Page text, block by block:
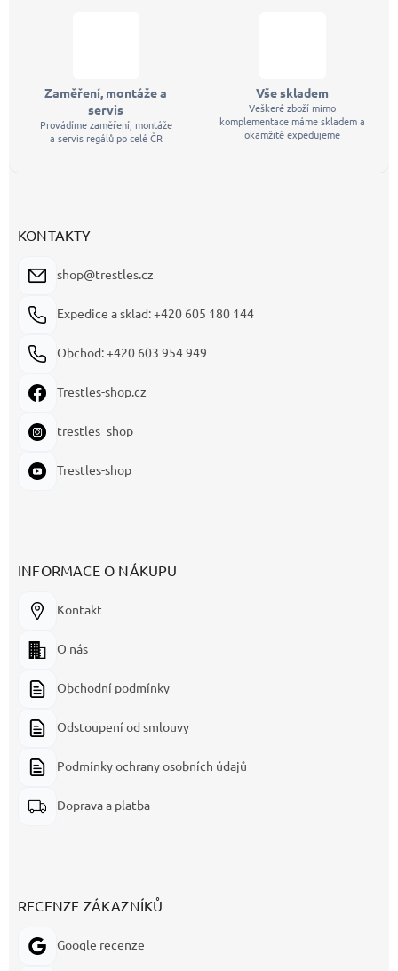
Zaměření, montáže a
servis
Provádíme zaměření, montáže
a servis regálů po celé ČR
Vše skladem
Veškeré zboží mimo
komplementace máme skladem a
okamžitě expedujeme
KONTAKTY
shop@trestles.cz
Expedice a sklad: +420 605 180 144
Obchod: +420 603 954 949
Trestles-shop.cz
trestles_shop
Trestles-shop
INFORMACE O NÁKUPU
Kontakt
O nás
Obchodní podmínky
Odstoupení od smlouvy
Podmínky ochrany osobních údajů
Doprava a platba
RECENZE ZÁKAZNÍKŮ
Google recenze